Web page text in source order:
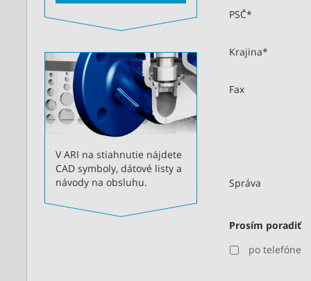
PSČ*
Krajina*
Fax
Správa
Prosím poradiť
po telefóne
V ARI na stiahnutie nájdete
CAD symboly, dátové listy a
návody na obsluhu.